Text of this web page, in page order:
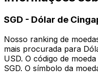
SGD - Dólar de
Nosso ranking de
mais procurada para
USD. O código de
SGD. O símbolo da